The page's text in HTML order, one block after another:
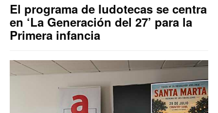
El programa de ludotecas se centra
en ‘La Generación del 27’ para la
Primera infancia